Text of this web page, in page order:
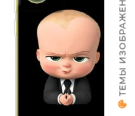
ТЕМЫ ИЗОБРАЖЕНИЙ